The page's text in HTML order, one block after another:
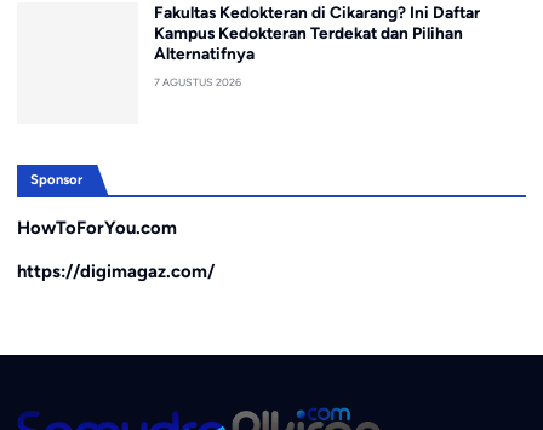
Fakultas Kedokteran di Cikarang? Ini Daftar
Kampus Kedokteran Terdekat dan Pilihan
Alternatifnya
7 AGUSTUS 2026
Sponsor
HowToForYou.com
https://digimagaz.com/